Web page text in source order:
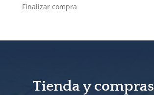
Finalizar compra
Tienda y compras